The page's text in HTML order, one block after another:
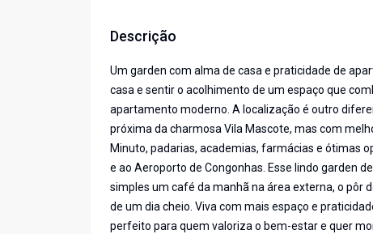
Descrição
Um garden com alma de casa e praticidade de
casa e sentir o acolhimento de um espaço que
apartamento moderno. A localização é outro
próxima da charmosa Vila Mascote, mas com
Minuto, padarias, academias, farmácias e ótimas
e ao Aeroporto de Congonhas. Esse lindo garden
simples um café da manhã na área externa, o pôr
de um dia cheio. Viva com mais espaço e
perfeito para quem valoriza o bem-estar e quer